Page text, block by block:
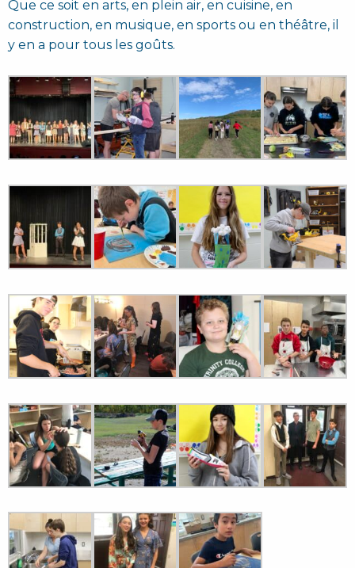
Que ce soit en arts, en plein air, en cuisine, en
construction, en musique, en sports ou en théâtre, il
y en a pour tous les goûts.